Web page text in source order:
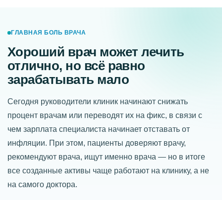
ГЛАВНАЯ БОЛЬ ВРАЧА
Хороший врач может лечить
отлично, но всё равно
зарабатывать мало
Сегодня руководители клиник начинают снижать
процент врачам или переводят их на фикс, в связи с
чем зарплата специалиста начинает отставать от
инфляции. При этом, пациенты доверяют врачу,
рекомендуют врача, ищут именно врача — но в итоге
все созданные активы чаще работают на клинику, а не
на самого доктора.